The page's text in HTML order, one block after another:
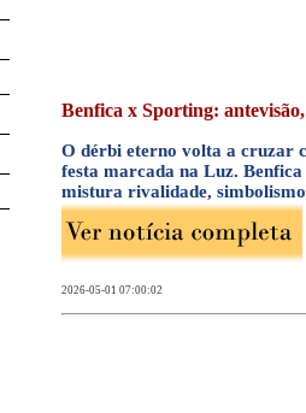
Benfica x Sporting:
O dérbi eterno volta a cruzar
festa marcada na Luz.
mistura rivalidade,
2026-05-01 07:00:02